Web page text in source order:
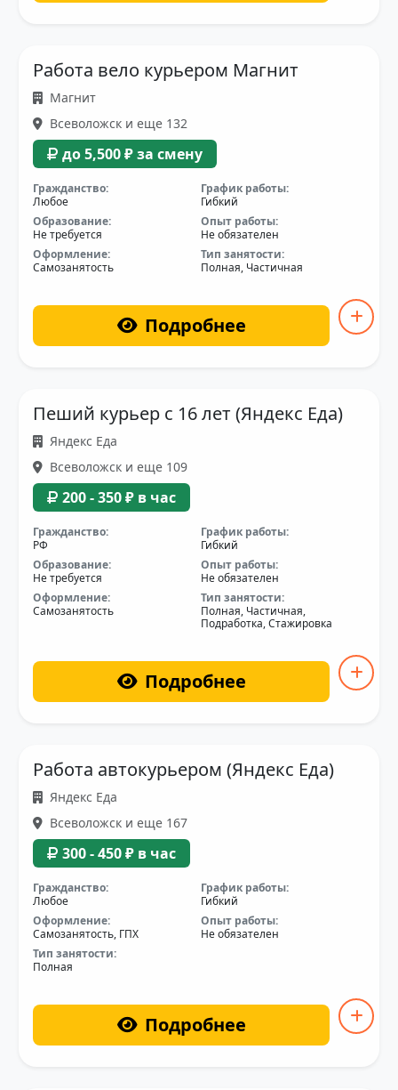
Работа вело курьером Магнит
Магнит
Всеволожск и еще 132
до 5,500 ₽ за смену
Гражданство:
Любое
График работы:
Гибкий
Образование:
Не требуется
Опыт работы:
Не обязателен
Оформление:
Самозанятость
Тип занятости:
Полная, Частичная
Подробнее
Пеший курьер с 16 лет (Яндекс Еда)
Яндекс Еда
Всеволожск и еще 109
200 - 350 ₽ в час
Гражданство:
РФ
График работы:
Гибкий
Образование:
Не требуется
Опыт работы:
Не обязателен
Оформление:
Самозанятость
Тип занятости:
Полная, Частичная,
Подработка, Стажировка
Подробнее
Работа автокурьером (Яндекс Еда)
Яндекс Еда
Всеволожск и еще 167
300 - 450 ₽ в час
Гражданство:
Любое
График работы:
Гибкий
Оформление:
Самозанятость, ГПХ
Опыт работы:
Не обязателен
Тип занятости:
Полная
Подробнее